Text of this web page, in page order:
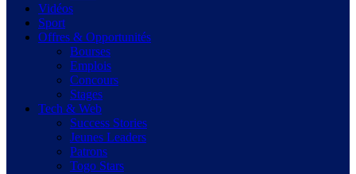
Vidéos
Sport
Offres & Opportunités
Bourses
Emplois
Concours
Stages
Tech & Web
Success Stories
Jeunes Leaders
Patrons
Togo Stars